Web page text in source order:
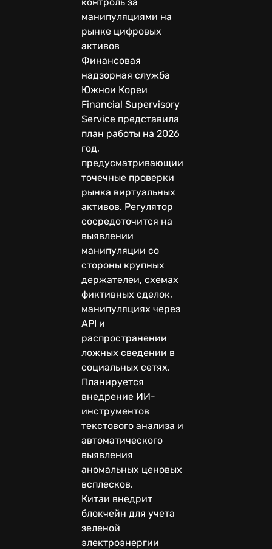
манипуляциями на
рынке цифровых
активов
Финансовая
надзорная служба
Южнои Кореи
Financial Supervisory
Service представила
план работы на 2026
год,
предусматривающии
точечные проверки
рынка виртуальных
активов. Регулятор
сосредоточится на
выявлении
манипуляции со
стороны крупных
держателеи, схемах
фиктивных сделок,
манипуляциях через
API и
распространении
ложных сведении в
социальных сетях.
Планируется
внедрение ИИ-
инструментов
текстового анализа и
автоматического
выявления
аномальных ценовых
всплесков.
Китаи внедрит
блокчейн для учета
зеленой
электроэнергии